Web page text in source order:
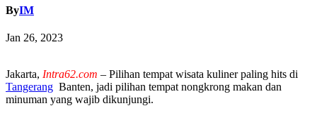
ByIM
Jan 26, 2023
Jakarta, Intra62.com – Pilihan tempat wisata kuliner paling hits di
Tangerang Banten, jadi pilihan tempat nongkrong makan dan
minuman yang wajib dikunjungi.